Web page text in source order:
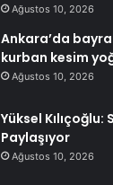
Ağustos 10, 2026
Ankara’da
kurban kesim
Ağustos 10, 2026
Yüksel Kılıçoğlu:
Paylaşıyor
Ağustos 10, 2026